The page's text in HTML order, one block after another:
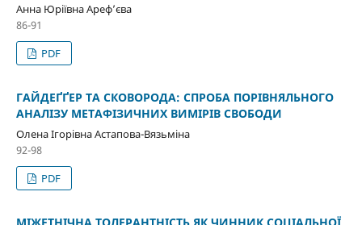
Анна Юріївна Ареф’єва
86-91
PDF
ГАЙДЕҐҐЕР ТА СКОВОРОДА: СПРОБА ПОРІВНЯЛЬНОГО
АНАЛІЗУ МЕТАФІЗИЧНИХ ВИМІРІВ СВОБОДИ
Олена Ігорівна Астапова-Вязьміна
92-98
PDF
МІЖЕТНІЧНА ТОЛЕРАНТНІСТЬ ЯК ЧИННИК СОЦІАЛЬНОЇ